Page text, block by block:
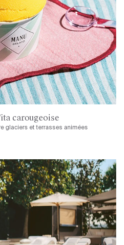
carougeoise
glaciers et terrasses animées